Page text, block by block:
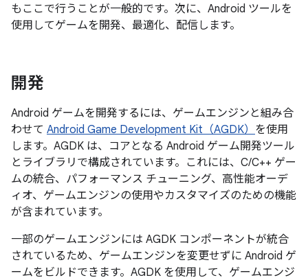
もここで行うことが一般的です。次に、Android ツールを
使用してゲームを開発、最適化、配信します。
開発
Android ゲームを開発するには、ゲームエンジンと組み合
わせて Android Game Development Kit（AGDK） を使用
します。AGDK は、コアとなる Android ゲーム開発ツール
とライブラリで構成されています。これには、C/C++ ゲー
ムの統合、パフォーマンス チューニング、高性能オーデ
ィオ、ゲームエンジンの使用やカスタマイズのための機能
が含まれています。
一部のゲームエンジンには AGDK コンポーネントが統合
されているため、ゲームエンジンを変更せずに Android ゲ
ームをビルドできます。AGDK を使用して、ゲームエンジ